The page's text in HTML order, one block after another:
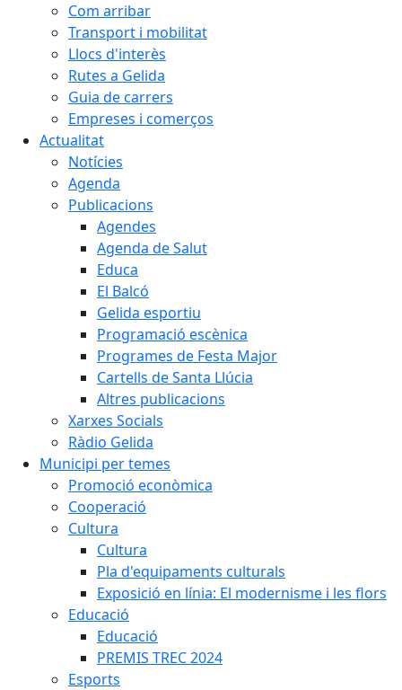
Com arribar
Transport i mobilitat
Llocs d'interès
Rutes a Gelida
Guia de carrers
Empreses i comerços
Actualitat
Notícies
Agenda
Publicacions
Agendes
Agenda de Salut
Educa
El Balcó
Gelida esportiu
Programació escènica
Programes de Festa Major
Cartells de Santa Llúcia
Altres publicacions
Xarxes Socials
Ràdio Gelida
Municipi per temes
Promoció econòmica
Cooperació
Cultura
Cultura
Pla d'equipaments culturals
Exposició en línia: El modernisme i les flors
Educació
Educació
PREMIS TREC 2024
Esports